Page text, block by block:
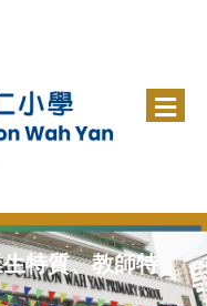
特質、教師特